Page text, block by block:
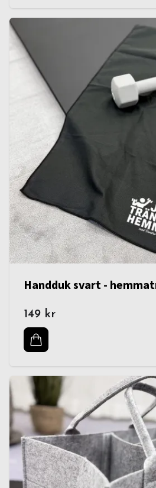
Handduk svart -
149 kr